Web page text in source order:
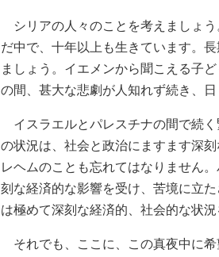
シリアの人々のことを考えましょ
だ中で、十年以上も生きています。
ましょう。イエメンから聞こえる子
の間、甚大な悲劇が人知れず続き、日
イスラエルとパレスチナの間で続く
の状況は、社会と政治にますます深
レヘムのことも忘れてはなりません
刻な経済的な影響を受け、苦境に立
は極めて深刻な経済的、社会的な状
それでも、ここに、この真夜中に